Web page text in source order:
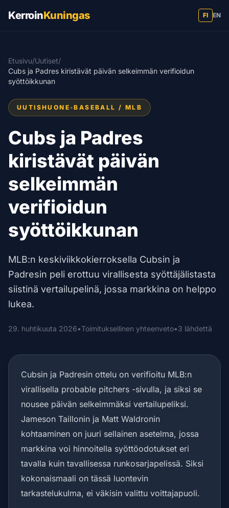
KerroinKuningas FI EN
Etusivu/Uutiset/
Cubs ja Padres kiristävät päivän selkeimmän verifioidun
syöttöikkunan
UUTISHUONE •BASEBALL / MLB
Cubs ja Padres
kiristävät päivän
selkeimmän
verifioidun
syöttöikkunan
MLB:n keskiviikkokierroksella Cubsin ja
Padresin peli erottuu virallisesta syöttäjälistasta
siistinä vertailupelinä, jossa markkina on helppo
lukea.
29. huhtikuuta 2026•Toimituksellinen yhteenveto•3 lähdettä
Cubsin ja Padresin ottelu on verifioitu MLB:n
virallisella probable pitchers -sivulla, ja siksi se
nousee päivän selkeimmäksi vertailupeliksi.
Jameson Taillonin ja Matt Waldronin
kohtaaminen on juuri sellainen asetelma, jossa
markkina voi hinnoitella syöttöodotukset eri
tavalla kuin tavallisessa runkosarjapelissä. Siksi
kokonaismaali on tässä luontevin
tarkastelukulma, ei väkisin valittu voittajapuoli.